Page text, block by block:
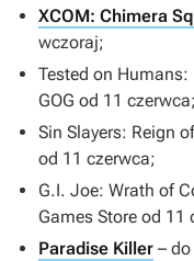
XCOM: Chimera
wczoraj;
Tested on Humans:
GOG od 11 czerwca;
Sin Slayers: Reign
od 11 czerwca;
G.I. Joe: Wrath of
Games Store od 11
Paradise Killer –